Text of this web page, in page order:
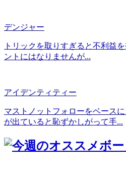
デンジャー
トリックを取りすぎると不利益
ントにはなりませんが...
アイデンティティー
マストノットフォローをベース
が出ていると恥ずかしがって手...